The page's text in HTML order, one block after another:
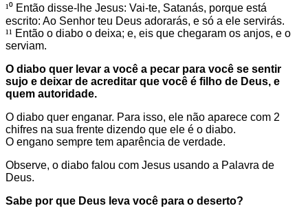
¹⁰ Então disse-lhe Jesus: Vai-te, Satanás, porque está
escrito: Ao Senhor teu Deus adorarás, e só a ele servirás.
¹¹ Então o diabo o deixa; e, eis que chegaram os anjos, e o
serviam.
O diabo quer levar a você a pecar para você se sentir
sujo e deixar de acreditar que você é filho de Deus, e
quem autoridade.
O diabo quer enganar. Para isso, ele não aparece com 2
chifres na sua frente dizendo que ele é o diabo.
O engano sempre tem aparência de verdade.
Observe, o diabo falou com Jesus usando a Palavra de
Deus.
Sabe por que Deus leva você para o deserto?